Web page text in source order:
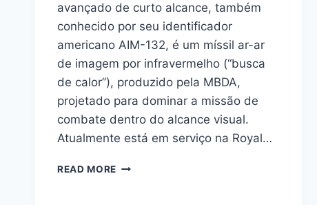
avançado de curto alcance, também
conhecido por seu identificador
americano AIM-132, é um míssil ar-ar
de imagem por infravermelho (“busca
de calor”), produzido pela MBDA,
projetado para dominar a missão de
combate dentro do alcance visual.
Atualmente está em serviço na Royal…
READ MORE AIM-